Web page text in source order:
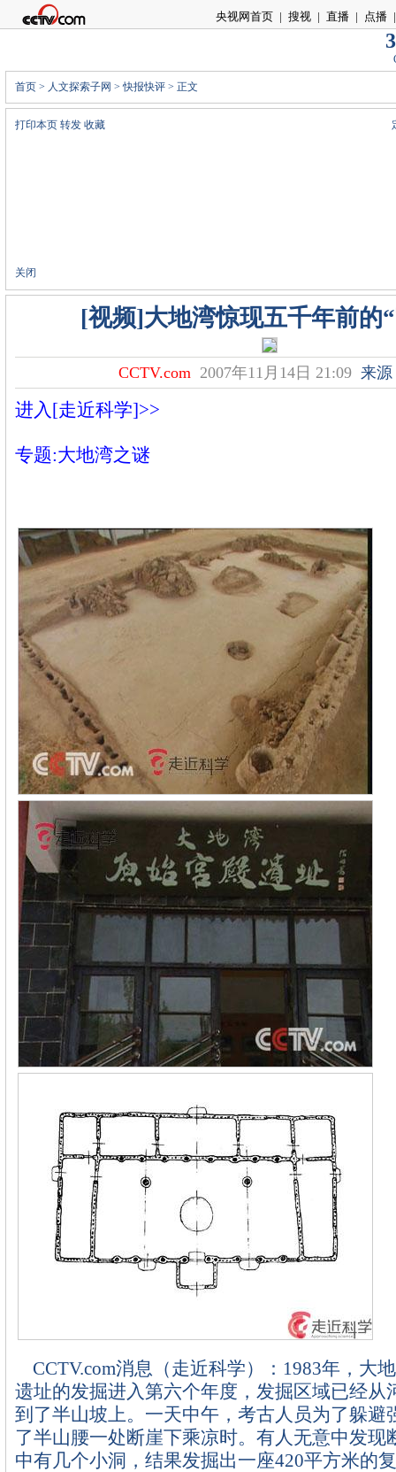
央视网首页 | 搜视 | 直播 | 点播 |
首页 > 人文探索子网 >快报快评 > 正文
打印本页 转发 收藏
关闭
[视频]大地湾惊现五千年前的
CCTV.com 2007年11月14日 21:09来
进入[走近科学]>>
专题:大地湾之谜
CCTV.com消息（走近科学）：1983年，大
遗址的发掘进入第六个年度，发掘区域已经从
到了半山坡上。一天中午，考古人员为了躲避
了半山腰一处断崖下乘凉时。有人无意中发现
中有几个小洞，结果发掘出一座420平方米的